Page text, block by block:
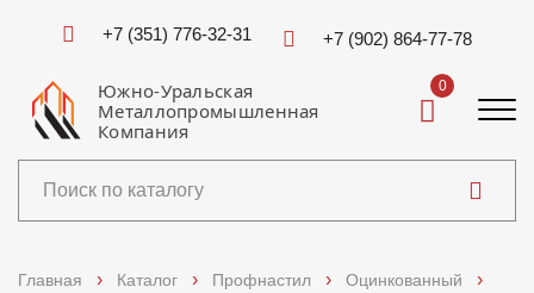
+7 (351) 776-32-31 +7 (902) 864-77-78
Южно-Уральская
Металлопромышленная
Компания
0
Главная Каталог Профнастил
Оцинкованный